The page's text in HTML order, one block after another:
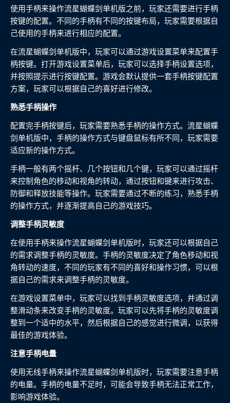
使用手柄来操作流星蝴蝶剑单机版之前，玩家还需要进行手柄
按键的配置。不同的手柄有不同的按键布局，玩家需要根据自
己使用的手柄来进行相应的配置。
在流星蝴蝶剑单机版中，玩家可以通过游戏设置菜单来配置手
柄按键。打开游戏设置菜单后，玩家可以选择手柄设置选项，
并按照提示进行按键配置。游戏会默认提供一套手柄按键配置
方案，玩家可以根据自己的喜好进行修改。
熟悉手柄操作
配置完手柄按键后，玩家需要熟悉手柄的操作方式。流星蝴蝶
剑单机版中，手柄的操作方式与键盘鼠标有所不同，玩家需要
适应新的操作方式。
手柄一般有两个摇杆、几个按钮和几个键，玩家可以通过摇杆
来控制角色的移动和视角的转动，通过按钮和键来进行攻击、
防御和释放技能等操作。玩家需要通过不断的练习，熟悉手柄
的操作方式，并逐渐提高自己的游戏技巧。
调整手柄灵敏度
在使用手柄来操作流星蝴蝶剑单机版时，玩家还可以根据自己
的需求调整手柄的灵敏度。手柄的灵敏度决定了角色移动和视
角转动的速度，不同的玩家有不同的喜好和操作习惯，可以根
据自己的需求来调整手柄的灵敏度。
在游戏设置菜单中，玩家可以找到手柄灵敏度选项，并通过调
整滑动条来改变手柄的灵敏度。玩家可以先将手柄的灵敏度调
整到一个适中的水平，然后根据自己的感觉进行微调，以获得
最佳的游戏体验。
注意手柄电量
使用无线手柄来操作流星蝴蝶剑单机版时，玩家需要注意手柄
的电量。手柄的电量不足时，可能会导致手柄无法正常工作，
影响游戏体验。